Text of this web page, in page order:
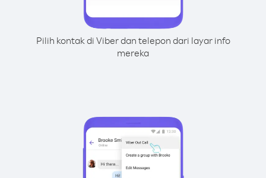
Pilih kontak di Viber dan telepon dari layar info
mereka